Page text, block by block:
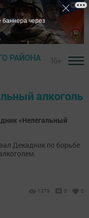
РАЙОНА
алкоголь
«Нелегальный
Декадник по борьбе
1379 0 0
баннера через